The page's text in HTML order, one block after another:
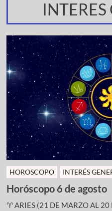
HOROSCOPO INTERÉS
Horóscopo 6 de agosto
♈ ARIES (21 DE MARZO AL